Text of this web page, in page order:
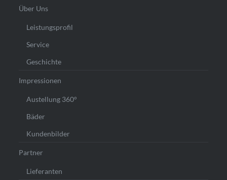
Über Uns
Leistungsprofil
Service
Geschichte
Impressionen
Austellung 360°
Bäder
Kundenbilder
Partner
Lieferanten